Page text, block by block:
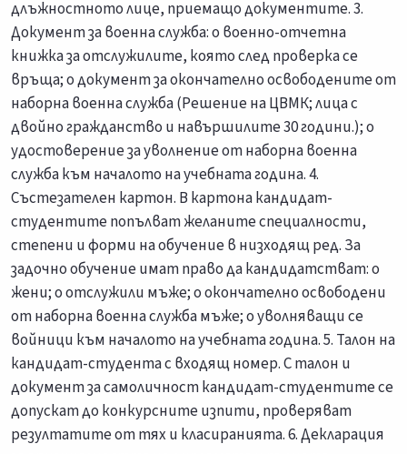
длъжностното лице, приемащо документите. 3.
Документ за военна служба: o военно-отчетна
книжка за отслужилите, която след проверка се
връща; o документ за окончателно освободените от
наборна военна служба (Решение на ЦВМК; лица с
двойно гражданство и навършилите 30 години.); o
удостоверение за уволнение от наборна военна
служба към началото на учебната година. 4.
Състезателен картон. В картона кандидат-
студентите попълват желаните специалности,
степени и форми на обучение в низходящ ред. За
задочно обучение имат право да кандидатстват: o
жени; o отслужили мъже; o окончателно освободени
от наборна военна служба мъже; o уволняващи се
войници към началото на учебната година. 5. Талон на
кандидат-студента с входящ номер. С талон и
документ за самоличност кандидат-студентите се
допускат до конкурсните изпити, проверяват
резултатите от тях и класиранията. 6. Декларация